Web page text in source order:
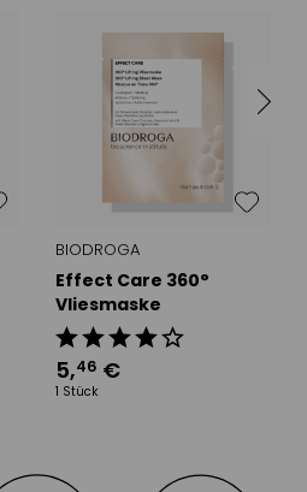
BIODROGA
Effect Care 360°
Vliesmaske
5,46 €
1 Stück